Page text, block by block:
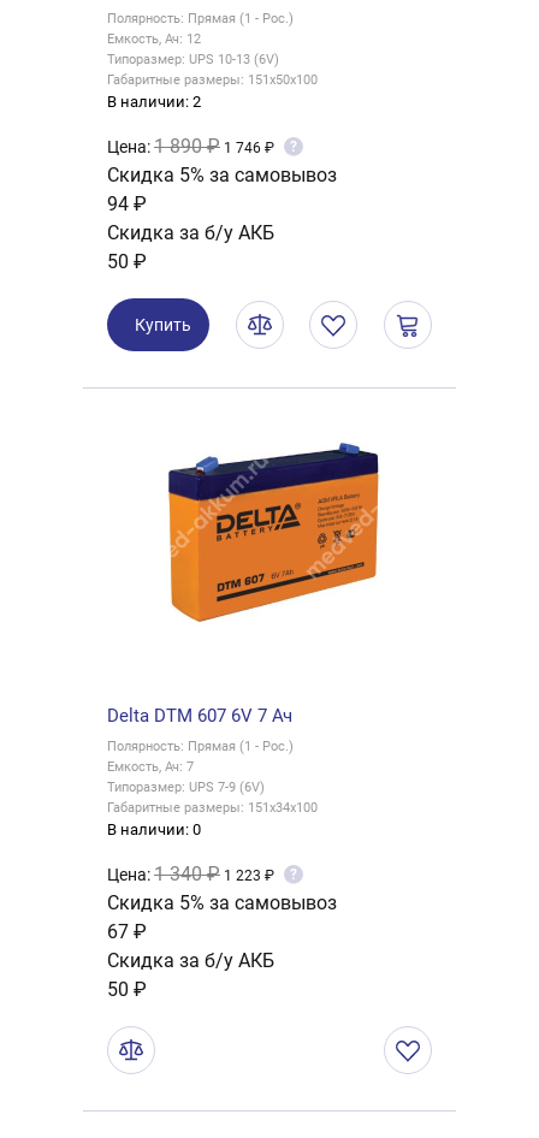
Полярность: Прямая (1 - Рос.)
Емкость, Ач: 12
Типоразмер: UPS 10-13 (6V)
Габаритные размеры: 151x50x100
В наличии: 2
Цена:1 890 ₽ 1 746 ₽ ?
Скидка 5% за самовывоз
94 ₽
Скидка за б/у АКБ
50 ₽
Купить
Delta DTM 607 6V 7 Ач
Полярность: Прямая (1 - Рос.)
Емкость, Ач: 7
Типоразмер: UPS 7-9 (6V)
Габаритные размеры: 151x34x100
В наличии: 0
Цена:1 340 ₽ 1 223 ₽ ?
Скидка 5% за самовывоз
67 ₽
Скидка за б/у АКБ
50 ₽